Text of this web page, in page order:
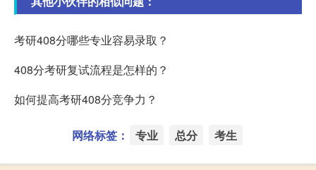
考研408分哪些专业容易录取？
408分考研复试流程是怎样的？
如何提高考研408分竞争力？
网络标签： 专业 总分 考生